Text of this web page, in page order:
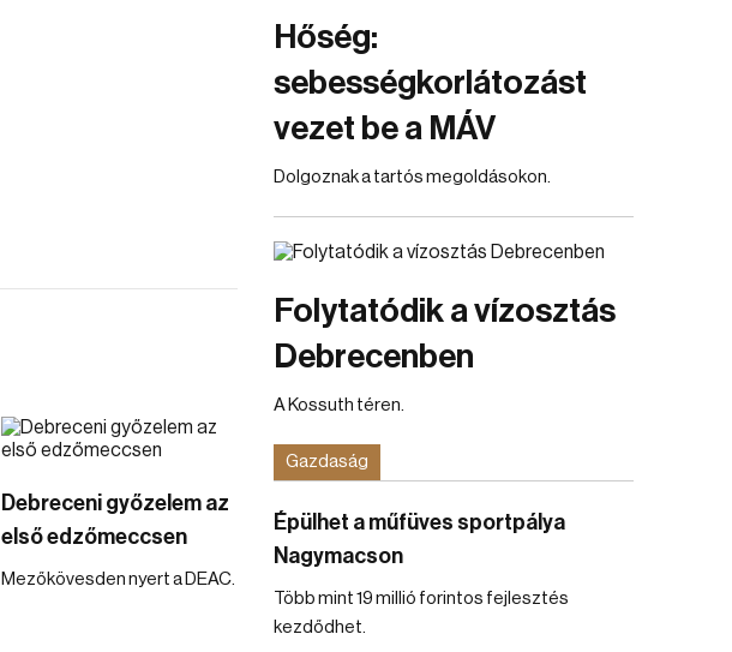
Debreceni győzelem az
első edzőmeccsen
Mezőkövesden nyert a DEAC.
Hőség:
sebességkorlátozást
vezet be a MÁV
Dolgoznak a tartós megoldásokon.
Folytatódik a vízosztás
Debrecenben
A Kossuth téren.
Gazdaság
Épülhet a műfüves sportpálya
Nagymacson
Több mint 19 millió forintos fejlesztés
kezdődhet.